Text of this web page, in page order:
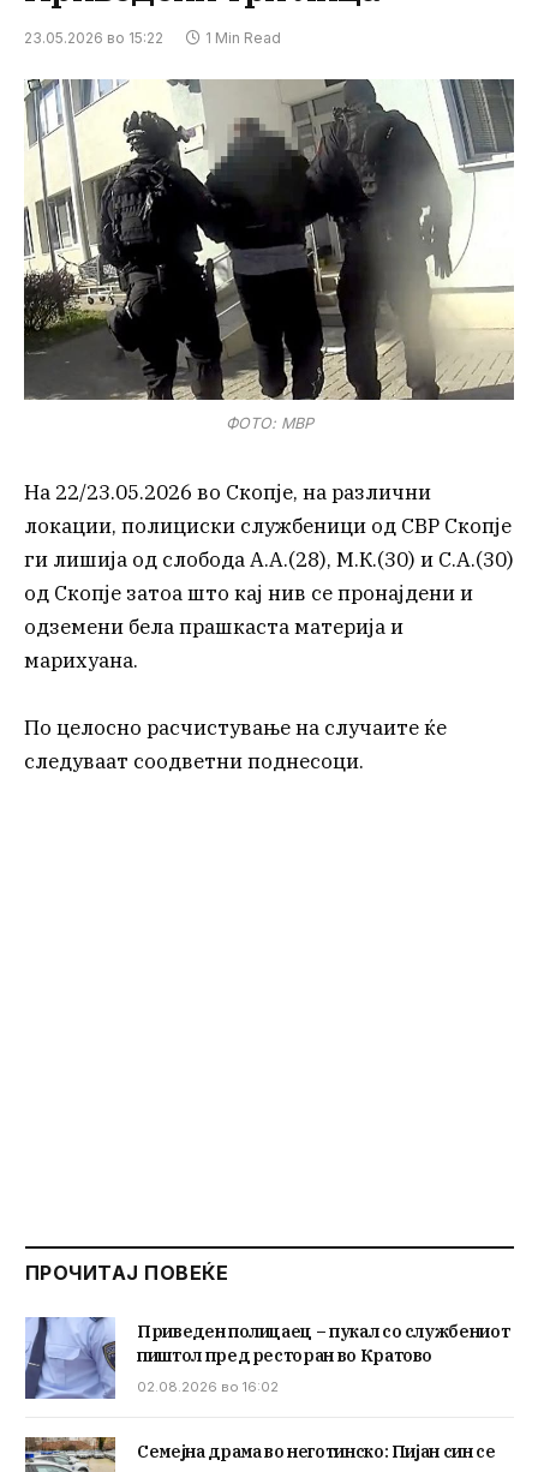
23.05.2026 во 15:22 1 Min Read
ФОТО: МВР
На 22/23.05.2026 во Скопје, на различни
локации, полициски службеници од СВР Скопје
ги лишија од слобода А.А.(28), М.К.(30) и С.А.(30)
од Скопје затоа што кај нив се пронајдени и
одземени бела прашкаста материја и
марихуана.
По целосно расчистување на случаите ќе
следуваат соодветни поднесоци.
ПРОЧИТАЈ ПОВЕЌЕ
Приведен полицаец – пукал со службениот
пиштол пред ресторан во Кратово
02.08.2026 во 16:02
Семејна драма во неготинско: Пијан син се